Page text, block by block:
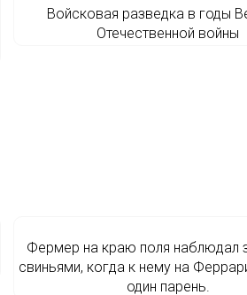
Войсковая разведка в годы
Отечественной войны
Фермер на краю поля наблюдал
свиньями, когда к нему на
один парень.